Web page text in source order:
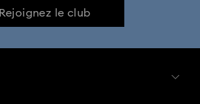
Rejoignez le club